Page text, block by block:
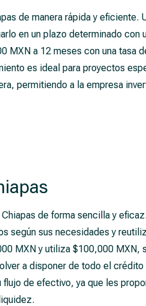
de manera rápida y eficiente.
en un plazo determinado con
a 12 meses con una tasa
es ideal para proyectos
permitiendo a la empresa
de forma sencilla y
sus necesidades y
MXN y utiliza $100,000 MXN,
a disponer de todo el
de efectivo, ya que les